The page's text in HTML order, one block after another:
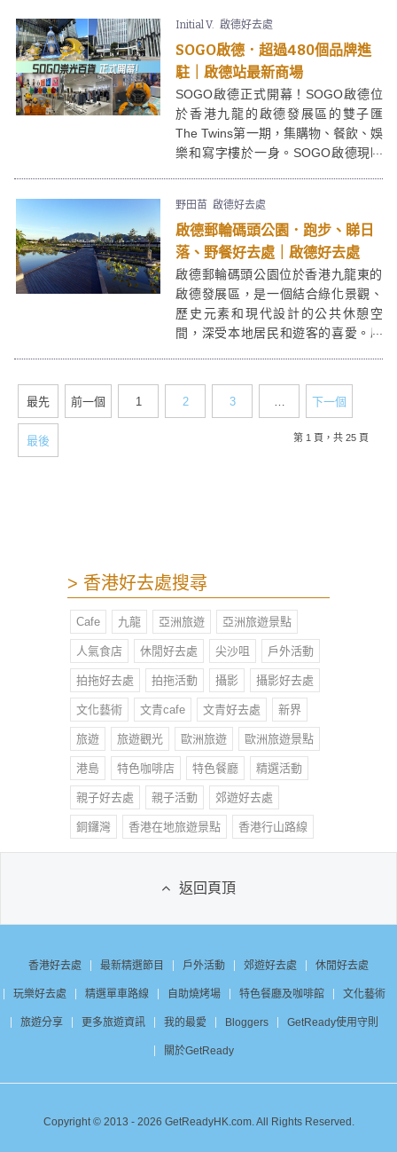
物熱點！
Initial V. 啟德好去處
SOGO啟德．超過480個品牌進
駐｜啟德站最新商場
SOGO啟德正式開幕！SOGO啟德位
於香港九龍的啟德發展區的雙子匯
The Twins第一期，集購物、餐飲、娛
樂和寫字樓於一身。SOGO啟德現時
處！SOGO啟德樓底高，空間感十
足，比銅鑼灣SOGO有更多年青時尚
品牌，SOGO啟德除了服飾、家品之
餘仲有figures等玩具精品店，適合一
家大細！
野田苗 啟德好去處
啟德郵輪碼頭公園．跑步、睇日
落、野餐好去處｜啟德好去處
啟德郵輪碼頭公園位於香港九龍東的
啟德發展區，是一個結合綠化景觀、
歷史元素和現代設計的公共休憩空
間，深受本地居民和遊客的喜愛。啟
勝在地方廣闊，環境清幽寧靜，人較
少，最重要是180度無敵維港景，讓
最先 前一個 1 2 3 … 下一個
最後 第 1 頁，共 25 頁
> 香港好去處搜尋
Cafe 九龍 亞洲旅遊 亞洲旅遊景點
人氣食店 休閒好去處 尖沙咀 戶外活動
拍拖好去處 拍拖活動 攝影 攝影好去處
文化藝術 文青cafe 文青好去處 新界
旅遊 旅遊觀光 歐洲旅遊 歐洲旅遊景點
港島 特色咖啡店 特色餐廳 精選活動
親子好去處 親子活動 郊遊好去處
銅鑼灣 香港在地旅遊景點 香港行山路線
返回頁頂
香港好去處 最新精選節目 戶外活動 郊遊好去處 休閒好去處
玩樂好去處 精選單車路線 自助燒烤場 特色餐廳及咖啡館 文化藝術
旅遊分享 更多旅遊資訊 我的最愛 Bloggers GetReady使用守則
關於GetReady
Copyright © 2013 - 2026 GetReadyHK.com. All Rights Reserved.